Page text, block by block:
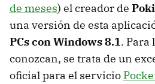
de meses) el creador de Poki
una versión de esta
PCs con Windows 8.1. Para
conozcan, se trata de un
oficial para el servicio